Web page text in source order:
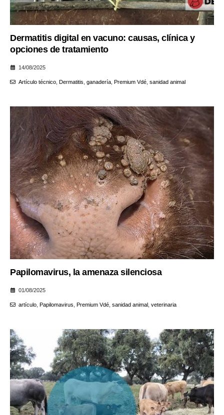
Dermatitis digital en vacuno: causas, clínica y
opciones de tratamiento
14/08/2025
Artículo técnico, Dermatitis ganadería, Premium Vdé, sanidad animal
Papilomavirus, la amenaza silenciosa
01/08/2025
artículo, Papilomavirus Premium Vdé, sanidad animal, veterinaria